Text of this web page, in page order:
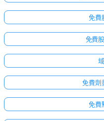
免費
免費
免費劑
免費